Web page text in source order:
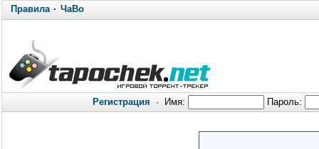
Правила· ЧаВо
Регистрация · Имя: Пароль: